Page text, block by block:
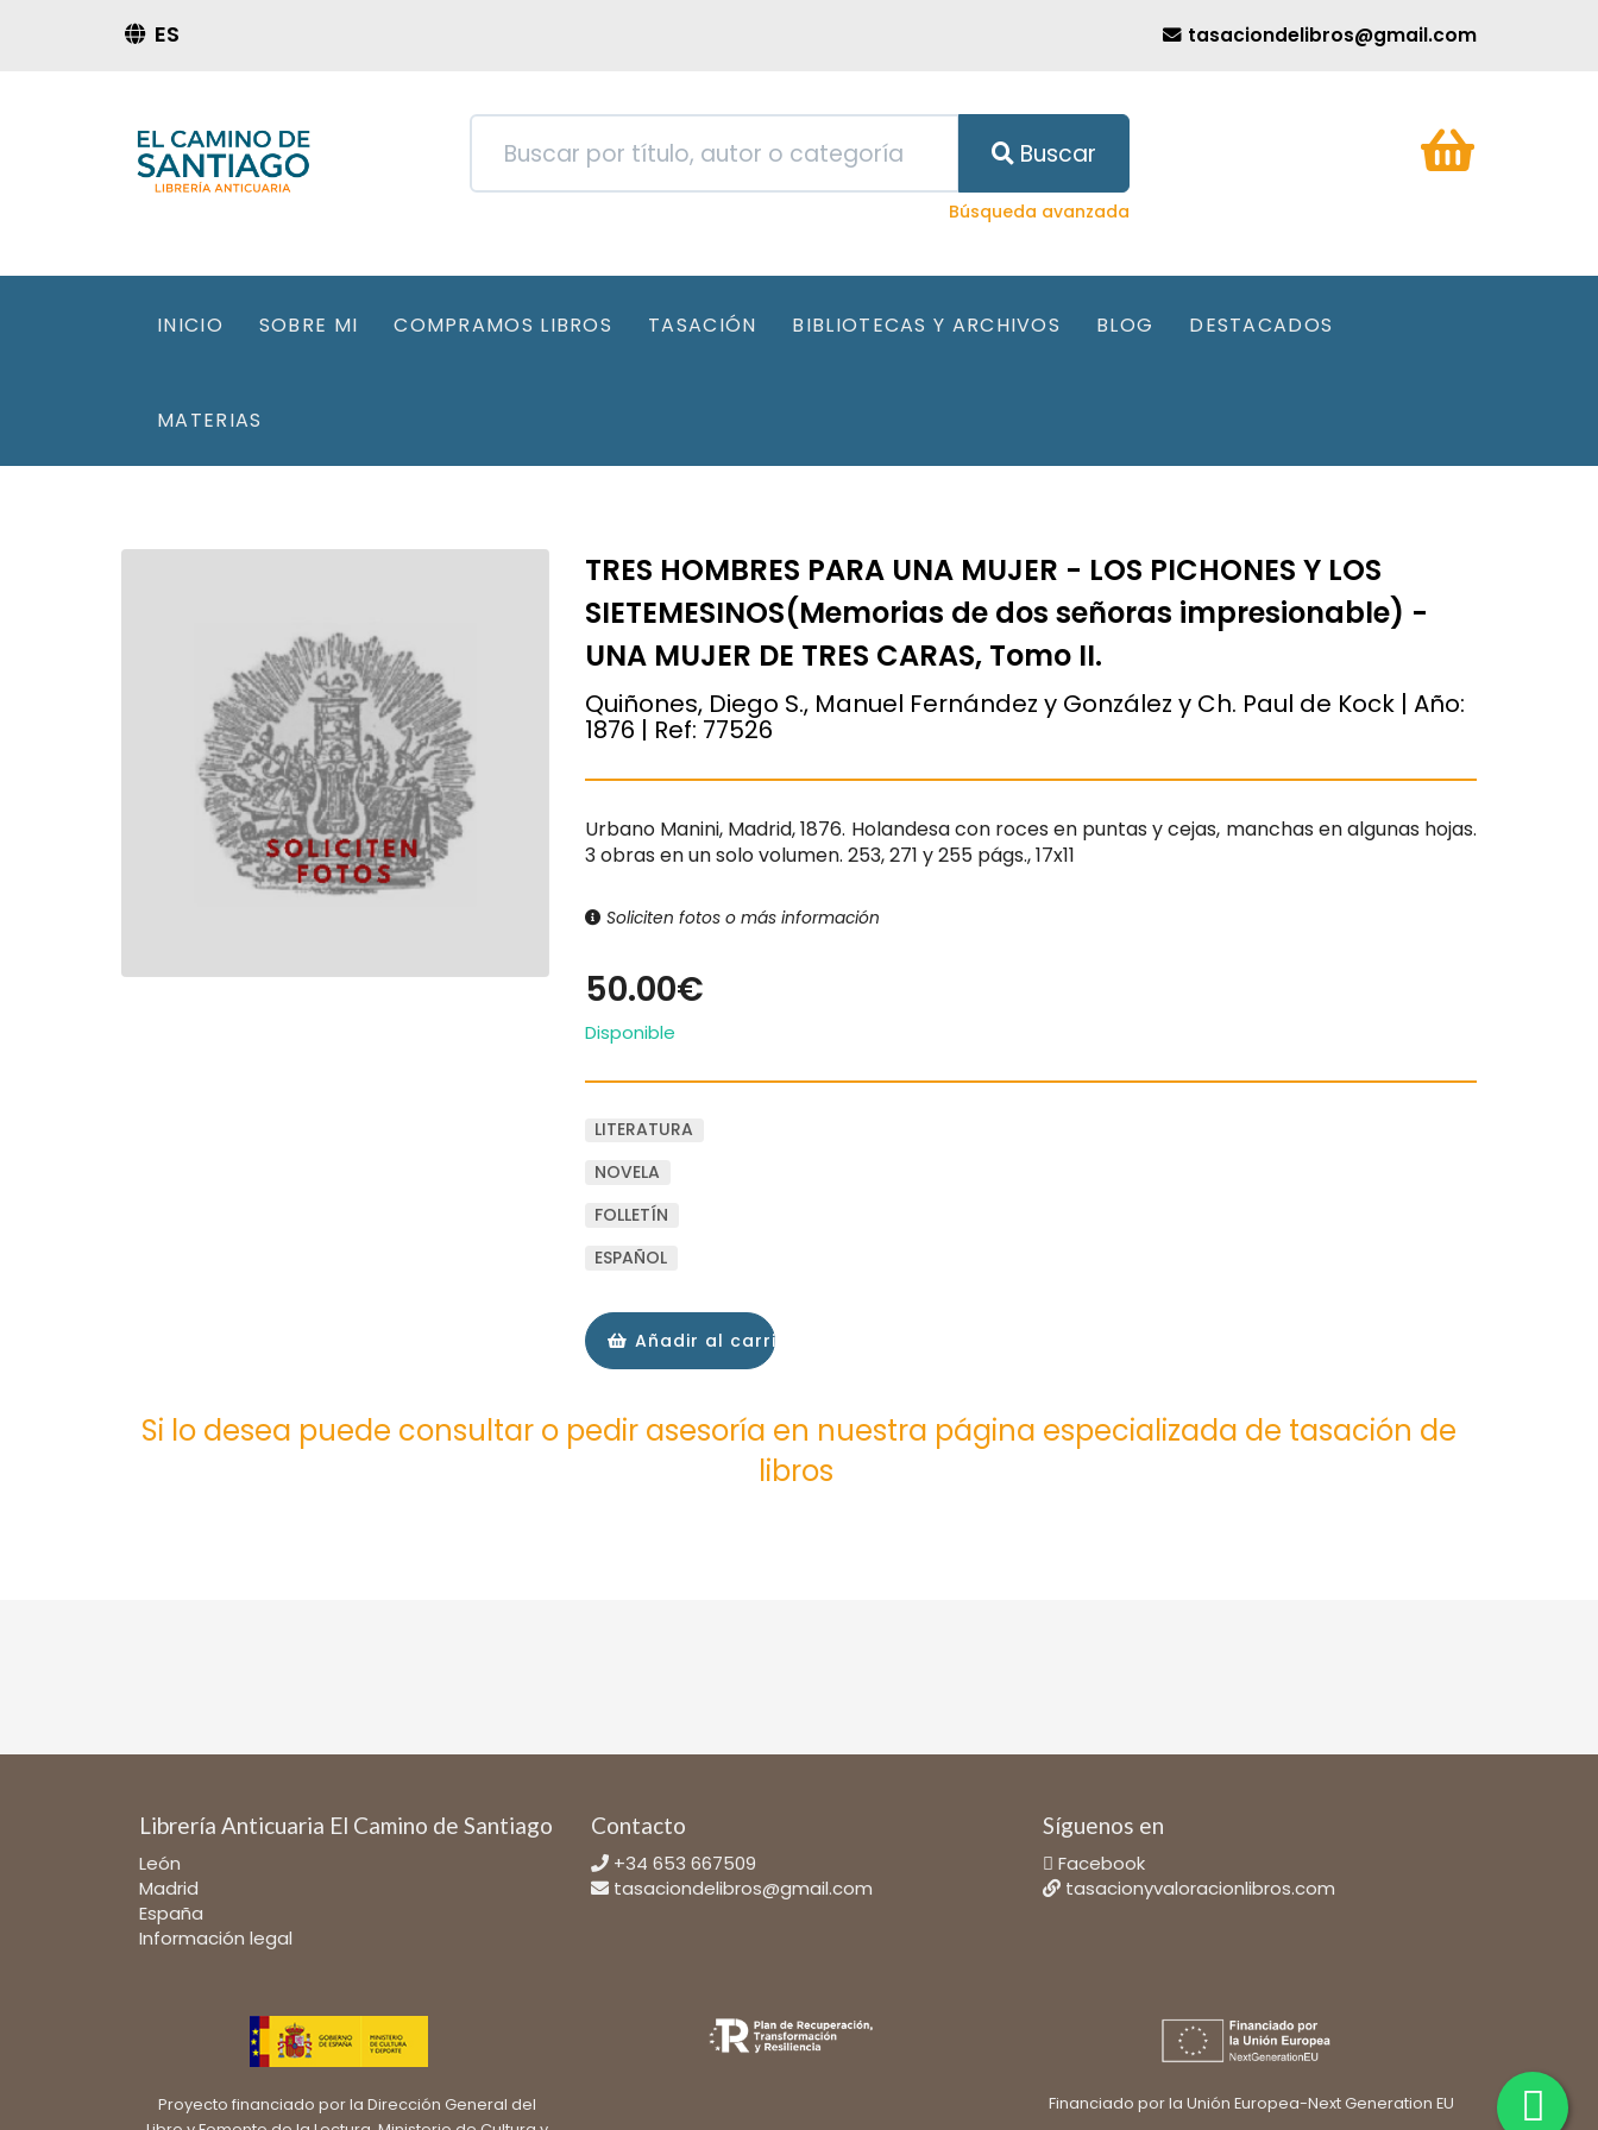
ES tasaciondelibros@gmail.com
Buscar
Búsqueda avanzada
INICIO SOBRE MI COMPRAMOS LIBROS TASACIÓN BIBLIOTECAS Y ARCHIVOS BLOG DESTACADOS
MATERIAS
TRES HOMBRES PARA UNA MUJER - LOS PICHONES Y LOS
SIETEMESINOS(Memorias de dos señoras impresionable) -
UNA MUJER DE TRES CARAS, Tomo II.
Quiñones, Diego S., Manuel Fernández y González y Ch. Paul de Kock | Año:
1876 | Ref: 77526
Urbano Manini, Madrid, 1876. Holandesa con roces en puntas y cejas, manchas en algunas hojas.
3 obras en un solo volumen. 253, 271 y 255 págs., 17x11
Soliciten fotos o más información
50.00€
Disponible
LITERATURA
NOVELA
FOLLETÍN
ESPAÑOL
Añadir al carrito
Si lo desea puede consultar o pedir asesoría en nuestra página especializada de tasación de
libros
Librería Anticuaria El Camino de Santiago
León
Madrid
España
Información legal
Contacto
+34 653 667509
tasaciondelibros@gmail.com
Síguenos en
Facebook
tasacionyvaloracionlibros.com
Proyecto financiado por la Dirección General del
Financiado por la Unión Europea-Next Generation EU